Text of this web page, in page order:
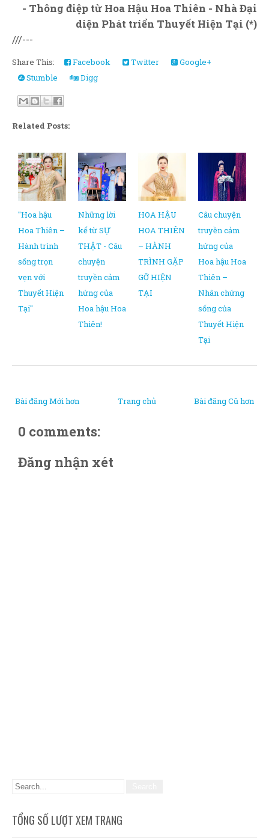
- Thông điệp từ Hoa Hậu Hoa Thiên - Nhà Đại
diện Phát triển Thuyết Hiện Tại (*)
///---
Share This: Facebook Twitter
Google+
Stumble
Digg
Related Posts:
"Hoa hậu
Hoa Thiên –
Hành trình
sống trọn
vẹn với
Thuyết Hiện
Tại"
Những lời
kể từ SỰ
THẬT - Câu
chuyện
truyền cảm
hứng của
Hoa hậu Hoa
Thiên!
HOA HẬU
HOA THIÊN
– HÀNH
TRÌNH GẶP
GỠ HIỆN
TẠI
Câu chuyện
truyền cảm
hứng của
Hoa hậu Hoa
Thiên –
Nhân chứng
sống của
Thuyết Hiện
Tại
Bài đăng Mới hơn Bài đăng Cũ hơn
Trang chủ
0 comments:
Đăng nhận xét
TỔNG SỐ LƯỢT XEM TRANG